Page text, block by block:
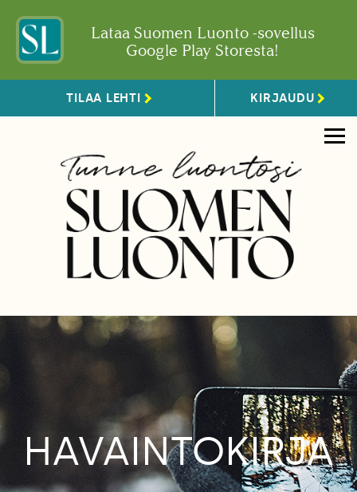
Lataa Suomen Luonto -sovellus
Google Play Storesta!
TILAA LEHTI KIRJAUDU
HAVAINTOKIRJA